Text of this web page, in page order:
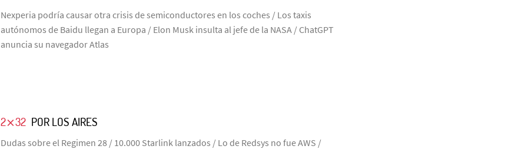
Nexperia podría causar otra crisis de semiconductores en los coches / Los taxis
autónomos de Baidu llegan a Europa / Elon Musk insulta al jefe de la NASA / ChatGPT
anuncia su navegador Atlas
2⨯32 POR LOS AIRES
Dudas sobre el Regimen 28 / 10.000 Starlink lanzados / Lo de Redsys no fue AWS /